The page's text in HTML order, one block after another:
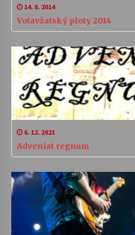
14. 8. 2014
Votavžatský ploty 2014
6. 12. 2023
Adveniat regnum